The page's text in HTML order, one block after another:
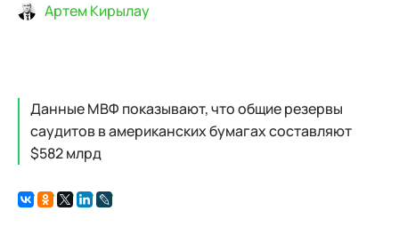
Артем Кирылау
Данные МВФ показывают, что общие резервы
саудитов в американских бумагах составляют
$582 млрд